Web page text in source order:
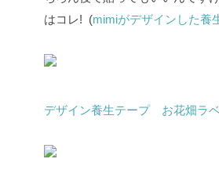
はコレ! (mimiがデザインした養
デザイン養生テープ お花畑ラ